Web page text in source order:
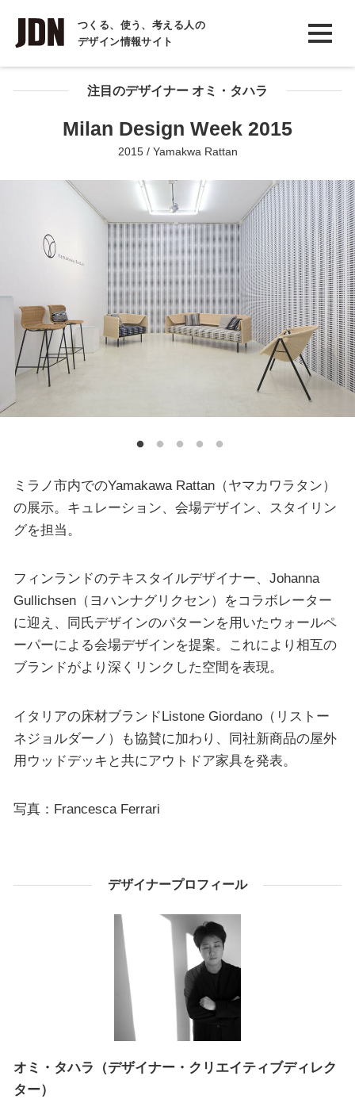
つくる、使う、考える人の
デザイン情報サイト
INTERVIEW
インタビュー
REPORT
COLUMN
注目のデザイナー オミ・タハラ
Milan Design Week 2015
2015 / Yamakwa Rattan
ミラノ市内でのYamakawa Rattan（ヤマカワラタン）
の展示。キュレーション、会場デザイン、スタイリン
グを担当。
フィンランドのテキスタイルデザイナー、Johanna
Gullichsen（ヨハンナグリクセン）をコラボレーター
に迎え、同氏デザインのパターンを用いたウォールペ
ーパーによる会場デザインを提案。これにより相互の
ブランドがより深くリンクした空間を表現。
イタリアの床材ブランドListone Giordano（リストー
ネジョルダーノ）も協賛に加わり、同社新商品の屋外
用ウッドデッキと共にアウトドア家具を発表。
写真：Francesca Ferrari
デザイナープロフィール
オミ・タハラ（デザイナー・クリエイティブディレク
ター）